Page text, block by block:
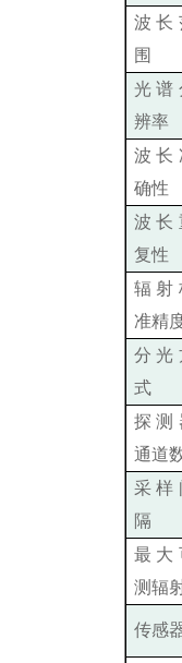
波长
围
光谱
辨率
波长
确性
波长
复性
辐射
准精
分光
式
探测
通道
采样
隔
最大
测辐
传感